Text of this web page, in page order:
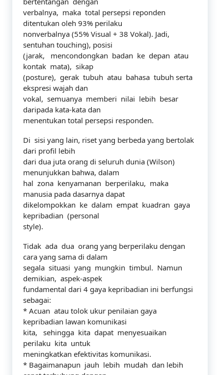
verbalnya, maka total persepsi reponden
ditentukan oleh 93% perilaku
nonverbalnya (55% Visual + 38 Vokal). Jadi,
sentuhan touching), posisi
(jarak, mencondongkan badan ke depan atau
kontak mata), sikap
(posture), gerak tubuh atau bahasa tubuh serta
ekspresi wajah dan
vokal, semuanya memberi nilai lebih besar
daripada kata-kata dan
menentukan total persepsi responden.
Di sisi yang lain, riset yang berbeda yang bertolak
dari profil lebih
dari dua juta orang di seluruh dunia (Wilson)
menunjukkan bahwa, dalam
hal zona kenyamanan berperilaku, maka
manusia pada dasarnya dapat
dikelompokkan ke dalam empat kuadran gaya
kepribadian (personal
style).
Tidak ada dua orang yang berperilaku dengan
cara yang sama di dalam
segala situasi yang mungkin timbul. Namun
demikian, aspek-aspek
fundamental dari 4 gaya kepribadian ini berfungsi
sebagai:
* Acuan atau tolok ukur penilaian gaya
kepribadian lawan komunikasi
kita, sehingga kita dapat menyesuaikan
perilaku kita untuk
meningkatkan efektivitas komunikasi.
* Bagaimanapun jauh lebih mudah dan lebih